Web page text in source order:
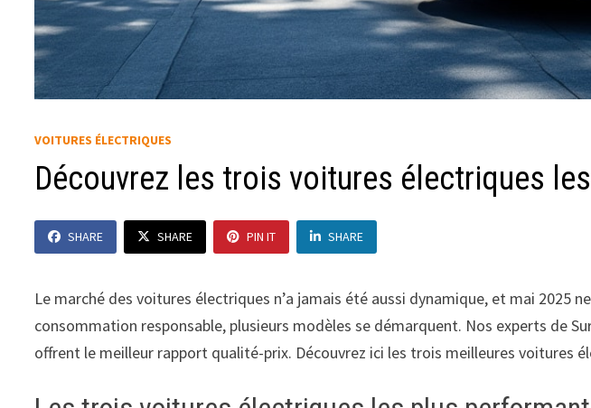
VOITURES ÉLECTRIQUES
Découvrez les trois voitures électriques
SHARE SHARE PIN IT SHARE
Le marché des voitures électriques n’a jamais été aussi dynamique, et mai
consommation responsable, plusieurs modèles se démarquent. Nos experts de
offrent le meilleur rapport qualité-prix. Découvrez ici les trois meilleures voitures